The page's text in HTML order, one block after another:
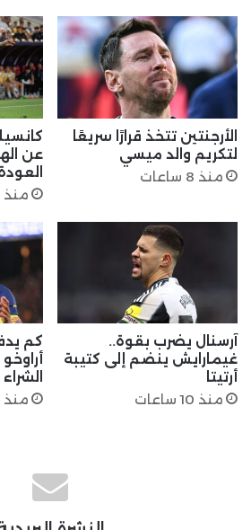
الأرجنتين تتخذ قرارًا سريعًا
لتكريم والد ميسي
منذ 8 ساعات
عن
منذ 10 ساعات
آرسنال يضرب بقوة..
غيمارايش ينضم إلى كتيبة
أرتيتا
منذ 10 ساعات
كم
الشراء
منذ 12 ساعة